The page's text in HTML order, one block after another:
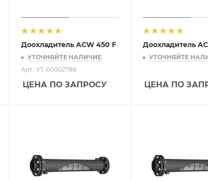
Доохладитель ACW 450 F
УТОЧНЯЙТЕ НАЛИЧИЕ
Арт.: УТ-00002788
ЦЕНА ПО ЗАПРОСУ
Доохладитель
УТОЧНЯЙТЕ
ЦЕНА ПО